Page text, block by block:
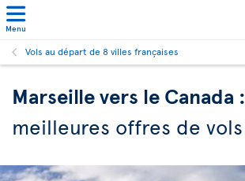
Menu
Vols au départ de 8 villes françaises
Marseille vers le Canada :
meilleures offres de vols